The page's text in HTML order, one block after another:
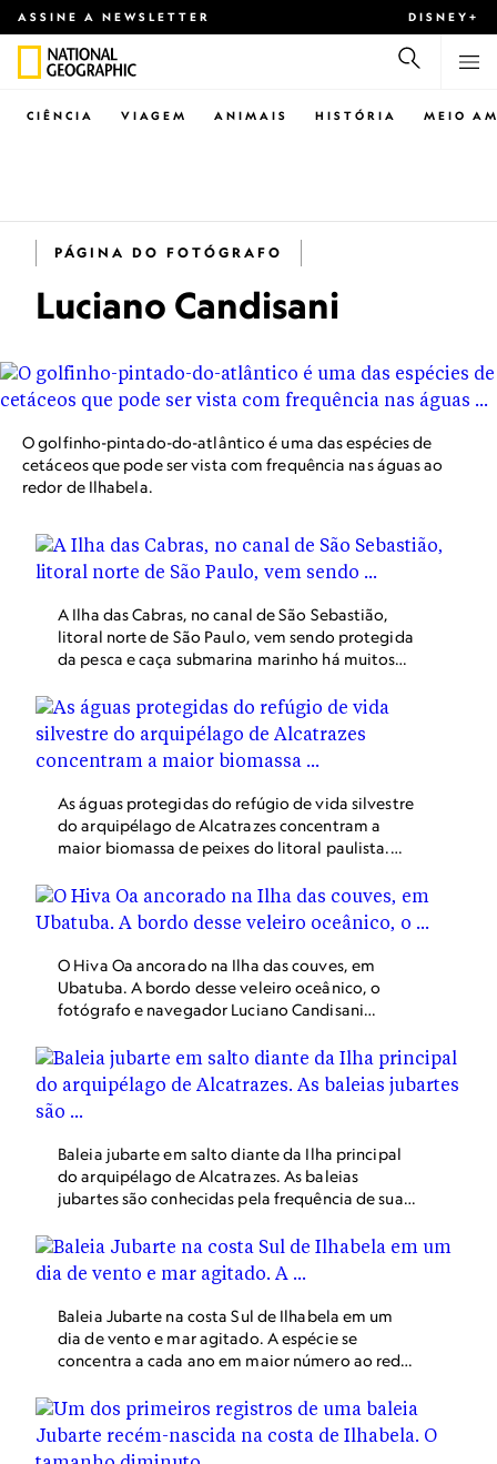
ASSINE A NEWSLETTER DISNEY+
CIÊNCIA VIAGEM ANIMAIS HISTÓRIA MEIO
PÁGINA DO FOTÓGRAFO
Luciano Candisani
O golfinho-pintado-do-atlântico é uma das espécies de
cetáceos que pode ser vista com frequência nas águas ao
redor de Ilhabela.
A Ilha das Cabras, no canal de São Sebastião,
litoral norte de São Paulo, vem sendo protegida
da pesca e caça submarina marinho há muitos
do mergulho. O local surpreende pela
diversidade e abundância de espécies marinhas,
como essa tartaruga-verde.
As águas protegidas do refúgio de vida silvestre
do arquipélago de Alcatrazes concentram a
maior biomassa de peixes do litoral paulista.
vida marinha em áreas adjacentes, a área
funciona como polo de pesquisa, educação
O Hiva Oa ancorado na Ilha das couves, em
Ubatuba. A bordo desse veleiro oceânico, o
fotógrafo e navegador Luciano Candisani
interpretação da diversidade marinha da região.
Baleia jubarte em salto diante da Ilha principal
do arquipélago de Alcatrazes. As baleias
jubartes são conhecidas pela frequência de suas
parecem usar esse recurso para a comunicação a
distância.
Baleia Jubarte na costa Sul de Ilhabela em um
dia de vento e mar agitado. A espécie se
concentra a cada ano em maior número ao redor
padrão de comportamento dos animais na
região para estabelecer as melhores práticas de